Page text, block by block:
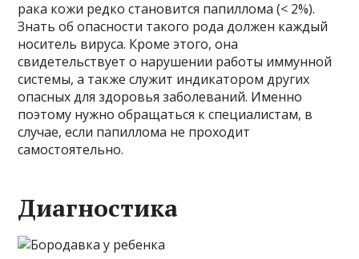
рака кожи редко становится папиллома (< 2%).
Знать об опасности такого рода должен каждый
носитель вируса. Кроме этого, она
свидетельствует о нарушении работы иммунной
системы, а также служит индикатором других
опасных для здоровья заболеваний. Именно
поэтому нужно обращаться к специалистам, в
случае, если папиллома не проходит
самостоятельно.
Диагностика